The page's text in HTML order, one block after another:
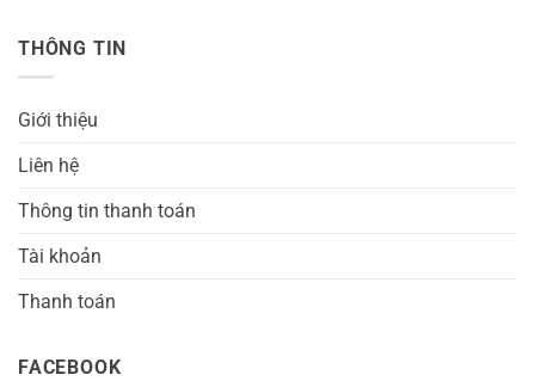
THÔNG TIN
Giới thiệu
Liên hệ
Thông tin thanh toán
Tài khoản
Thanh toán
FACEBOOK